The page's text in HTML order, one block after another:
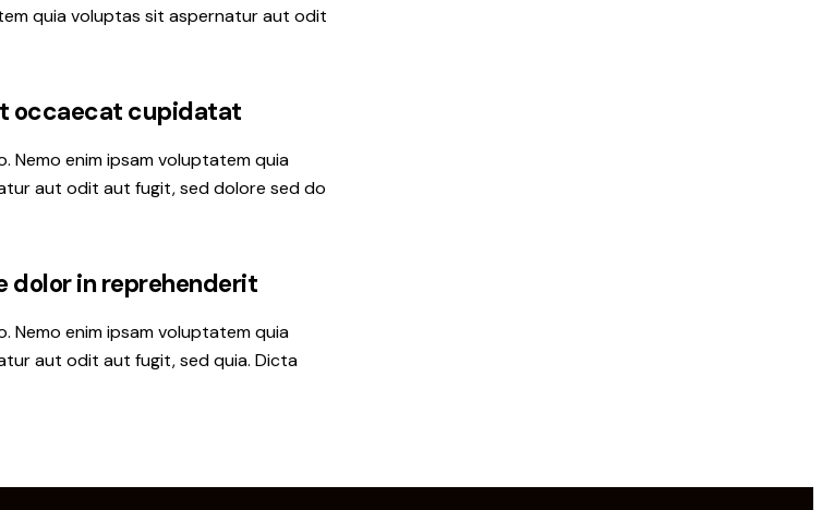
quia voluptas sit aspernatur aut odit
occaecat cupidatat
Nemo enim ipsam voluptatem quia
aut odit aut fugit, sed dolore sed do
dolor in reprehenderit
Nemo enim ipsam voluptatem quia
aut odit aut fugit, sed quia. Dicta